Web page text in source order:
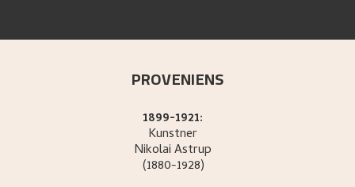
PROVENIENS
1899-1921:
Kunstner
NikolaiAstrup
(1880-1928)